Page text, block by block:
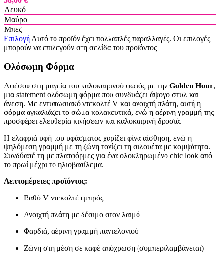
Λευκό
Μαύρο
Μπεζ
Επιλογή Αυτό το προϊόν έχει πολλαπλές παραλλαγές. Οι επιλογές
μπορούν να επιλεγούν στη σελίδα του προϊόντος
Ολόσωμη Φόρμα
Αφέσου στη μαγεία του καλοκαιρινού φωτός με την Golden Hour,
μια statement ολόσωμη φόρμα που συνδυάζει άψογο στυλ και
άνεση. Με εντυπωσιακό ντεκολτέ V και ανοιχτή πλάτη, αυτή η
φόρμα αγκαλιάζει το σώμα κολακευτικά, ενώ η αέρινη γραμμή της
προσφέρει ελευθερία κινήσεων και καλοκαιρινή δροσιά.
Η ελαφριά υφή του υφάσματος χαρίζει φίνα αίσθηση, ενώ η
ψηλόμεση γραμμή με τη ζώνη τονίζει τη σιλουέτα με κομψότητα.
Συνδύασέ τη με πλατφόρμες για ένα ολοκληρωμένο chic look από
το πρωί μέχρι το ηλιοβασίλεμα.
Λεπτομέρειες προϊόντος:
Βαθύ V ντεκολτέ εμπρός
Ανοιχτή πλάτη με δέσιμο στον λαιμό
Φαρδιά, αέρινη γραμμή παντελονιού
Ζώνη στη μέση σε καφέ απόχρωση (συμπεριλαμβάνεται)